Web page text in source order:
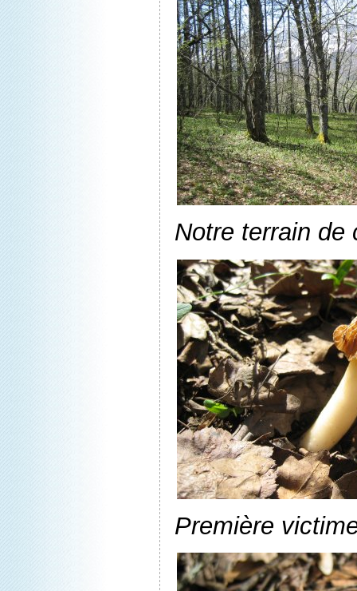
Notre terrain de
Première